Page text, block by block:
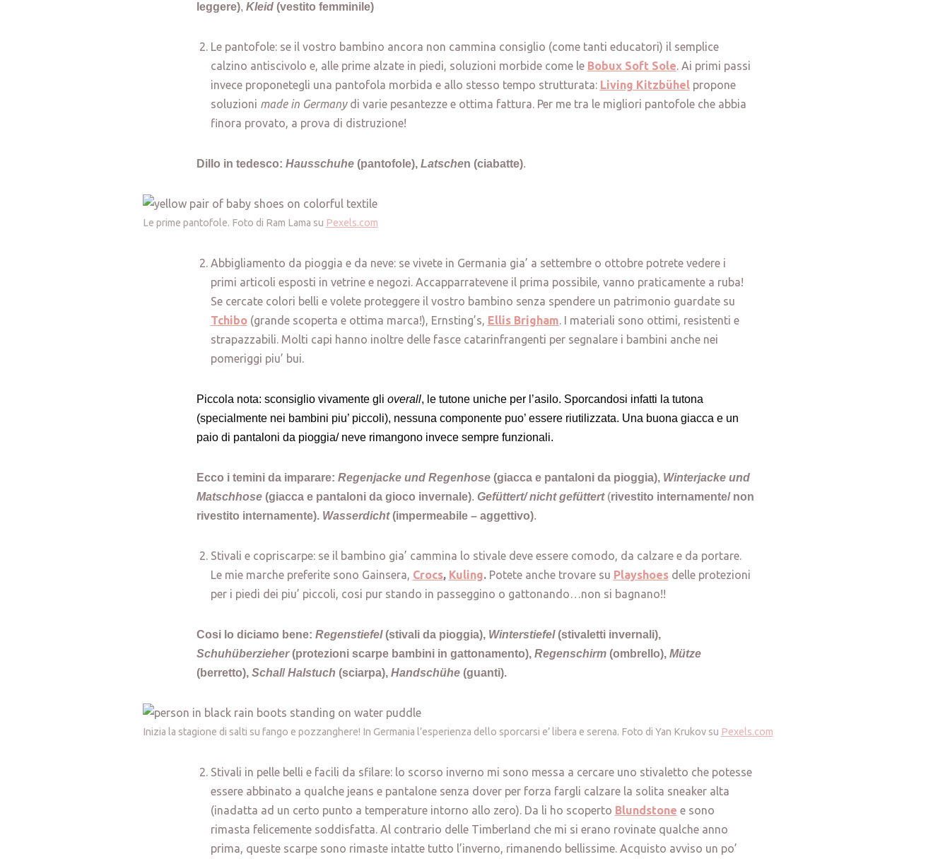
leggere), Kleid(vestito femminile)
Le pantofole: se il vostro bambino ancora non cammina consiglio (come tanti educatori) il semplice
calzino antiscivolo e, alle prime alzate in piedi, soluzioni morbide come le Bobux Soft Sole. Ai primi passi
invece proponetegli una pantofola morbida e allo stesso tempo strutturata: Living Kitzbühelpropone
soluzioni made in Germanydi varie pesantezze e ottima fattura. Per me tra le migliori pantofole che abbia
finora provato, a prova di distruzione!
Dillo in tedesco: Hausschuhe(pantofole),Latschen (ciabatte).
Le prime pantofole. Foto di Ram Lama su Pexels.com
Abbigliamento da pioggia e da neve: se vivete in Germania gia’ a settembre o ottobre potrete vedere i
primi articoli esposti in vetrine e negozi. Accapparratevene il prima possibile, vanno praticamente a ruba!
Se cercate colori belli e volete proteggere il vostro bambino senza spendere un patrimonio guardate su
Tchibo(grande scoperta e ottima marca!), Ernsting’s, Ellis Brigham. I materiali sono ottimi, resistenti e
strapazzabili. Molti capi hanno inoltre delle fasce catarinfrangenti per segnalare i bambini anche nei
pomeriggi piu’ bui.
Piccola nota: sconsiglio vivamente gli overall, le tutone uniche per l’asilo. Sporcandosi infatti la tutona
(specialmente nei bambini piu’ piccoli), nessuna componente puo’ essere riutilizzata. Una buona giacca e un
paio di pantaloni da pioggia/ neve rimangono invece sempre funzionali.
Ecco i temini da imparare: Regenjacke und Regenhose(giacca e pantaloni da pioggia),Winterjacke und
Matschhose(giacca e pantaloni da gioco invernale). Gefüttert/ nicht gefüttert(rivestito internamente/ non
rivestito internamente). Wasserdicht (impermeabile – aggettivo).
Stivali e copriscarpe: se il bambino gia’ cammina lo stivale deve essere comodo, da calzare e da portare.
Le mie marche preferite sono Gainsera, Crocs, Kuling.Potete anche trovare su Playshoesdelle protezioni
per i piedi dei piu’ piccoli, cosi pur stando in passeggino o gattonando…non si bagnano!!
Cosi lo diciamo bene: Regenstiefel(stivali da pioggia),Winterstiefel(stivaletti invernali),
Schuhüberzieher(protezioni scarpe bambini in gattonamento), Regenschirm(ombrello), Mütze
(berretto), Schal/Halstuch (sciarpa), Handschühe(guanti).
Inizia la stagione di salti su fango e pozzanghere! In Germania l’esperienza dello sporcarsi e’ libera e serena. Foto di Yan Krukov su Pexels.com
Stivali in pelle belli e facili da sfilare: lo scorso inverno mi sono messa a cercare uno stivaletto che potesse
essere abbinato a qualche jeans e pantalone senza dover per forza fargli calzare la solita sneaker alta
(inadatta ad un certo punto a temperature intorno allo zero). Da li ho scoperto Blundstone e sono
rimasta felicemente soddisfatta. Al contrario delle Timberland che mi si erano rovinate qualche anno
prima, queste scarpe sono rimaste intatte tutto l’inverno, rimanendo bellissime. Acquisto avviso un po’